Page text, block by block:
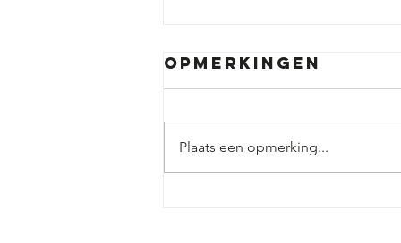
Opmerkingen
Plaats een opmerking...